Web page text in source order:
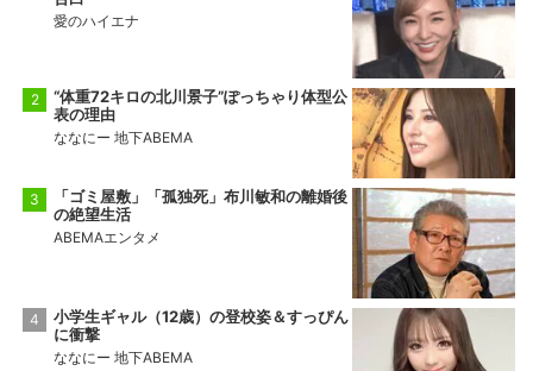
愛のハイエナ
“体重72キロの北川景子”ぽっちゃり体型公
表の理由
ななにー 地下ABEMA
「ゴミ屋敷」「孤独死」布川敏和の離婚後
の絶望生活
ABEMAエンタメ
小学生ギャル（12歳）の登校姿＆すっぴん
に衝撃
ななにー 地下ABEMA